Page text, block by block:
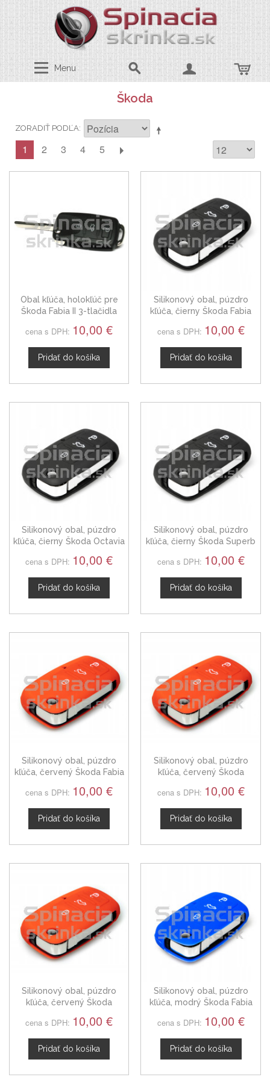
Menu
Škoda
ZORADIŤ PODĽA
1 2 3 4 5
Obal kľúča, holokľúč pre
Škoda Fabia II 3-tlačidla
cena s DPH: 10,00 €
Pridať do košíka
Silikonový obal, púzdro
kľúča, čierny Škoda Fabia
cena s DPH: 10,00 €
Pridať do košíka
Silikonový obal, púzdro
kľúča, čierny Škoda Octavia
cena s DPH: 10,00 €
Pridať do košíka
Silikonový obal, púzdro
kľúča, čierny Škoda Superb
cena s DPH: 10,00 €
Pridať do košíka
Silikonový obal, púzdro
kľúča, červený Škoda Fabia
cena s DPH: 10,00 €
Pridať do košíka
Silikonový obal, púzdro
kľúča, červený Škoda
cena s DPH: 10,00 €
Pridať do košíka
Silikonový obal, púzdro
kľúča, červený Škoda
cena s DPH: 10,00 €
Pridať do košíka
Silikonový obal, púzdro
kľúča, modrý Škoda Fabia
cena s DPH: 10,00 €
Pridať do košíka